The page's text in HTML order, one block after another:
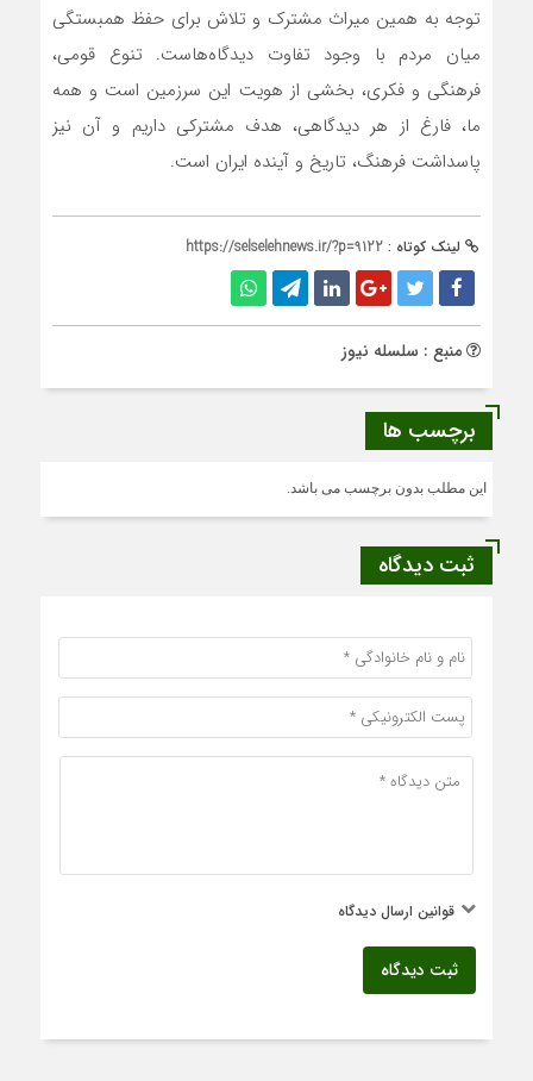
توجه به همین میراث مشترک و تلاش برای حفظ همبستگی
میان مردم با وجود تفاوت دیدگاه‌هاست. تنوع قومی،
فرهنگی و فکری، بخشی از هویت این سرزمین است و همه
ما، فارغ از هر دیدگاهی، هدف مشترکی داریم و آن نیز
پاسداشت فرهنگ، تاریخ و آینده ایران است.
لینک کوتاه : https://selselehnews.ir/?p=9122
منبع : سلسله نیوز
برچسب ها
این مطلب بدون برچسب می باشد.
ثبت دیدگاه
قوانین ارسال دیدگاه
ثبت دیدگاه